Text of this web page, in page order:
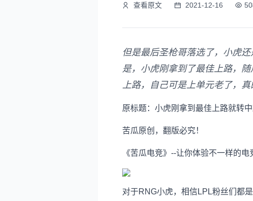
查看原文 2021-12-16
但是最后圣枪哥落选了，小虎
是，小虎刚拿到了最佳上路，
上路，自己可是上单元老了，真
原标题：小虎刚拿到最佳上路就转
苦瓜原创，翻版必究！
《苦瓜电竞》--让你体验不一样的电
对于RNG小虎，相信LPL粉丝们都